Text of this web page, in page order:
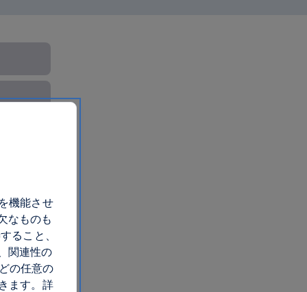
機能させ
なものも
ること、
関連性の
の任意の
ます。詳